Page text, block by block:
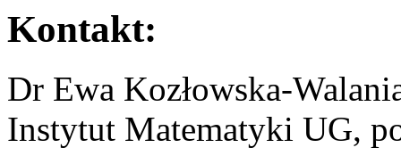
Kontakt:
Dr Ewa Kozłowska-
Instytut Matematyki UG,